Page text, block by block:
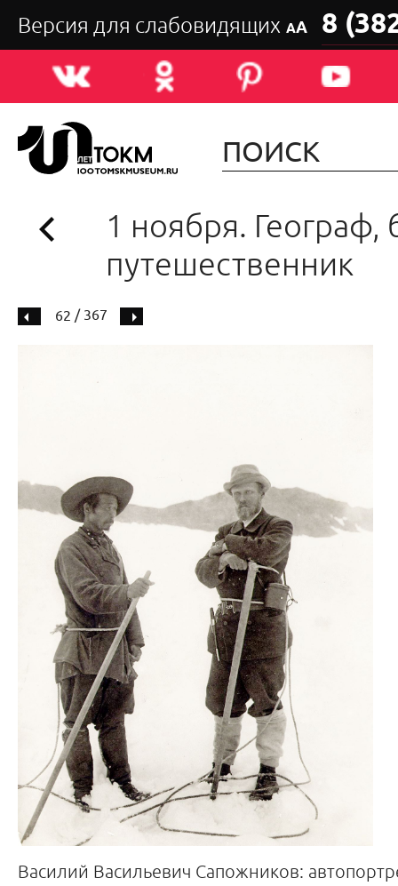
Версия для слабовидящих АА 8
1 ноября. Географ,
путешественник
62 / 367
Василий Васильевич Сапожников: